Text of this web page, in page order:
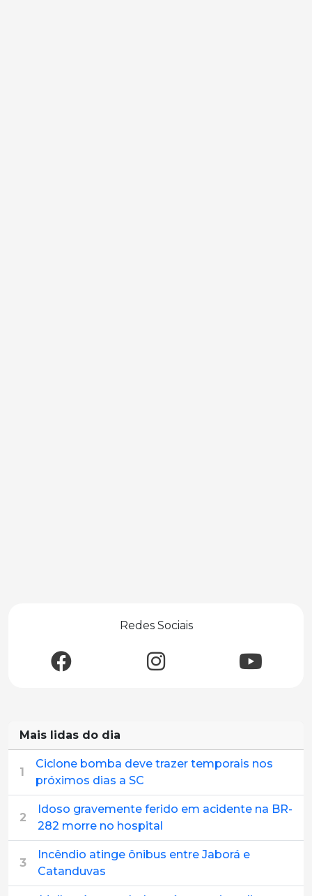
Redes Sociais
Mais lidas do dia
1
Ciclone bomba deve trazer temporais nos
próximos dias a SC
2
Idoso gravemente ferido em acidente na BR-
282 morre no hospital
3
Incêndio atinge ônibus entre Jaborá e
Catanduvas